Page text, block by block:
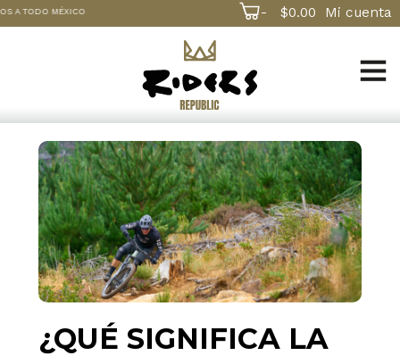
- $0.00 Mi cuenta
TODO MÉXICO
¿QUÉ SIGNIFICA LA